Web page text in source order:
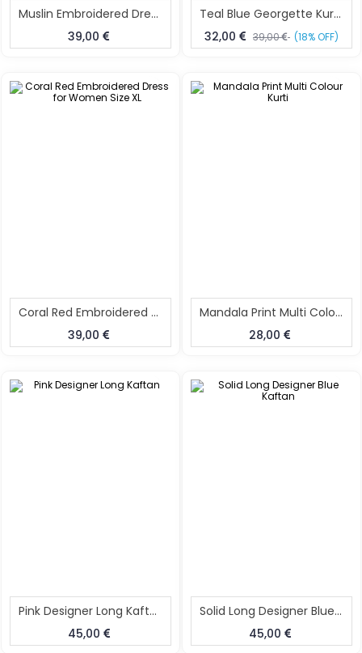
Muslin Embroidered Dress For Women
39,00
Teal Blue Georgette Kurta Dress Lightweight Summer Kurta XL
32,00
39,00 (18% OFF)
Coral Red Embroidered Dress For Women Size XL
39,00
Mandala Print Multi Colour Kurti
28,00
Pink Designer Long Kaftan
45,00
Solid Long Designer Blue Kaftan
45,00